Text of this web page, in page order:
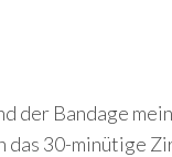
der Bandage
das 30-minütige